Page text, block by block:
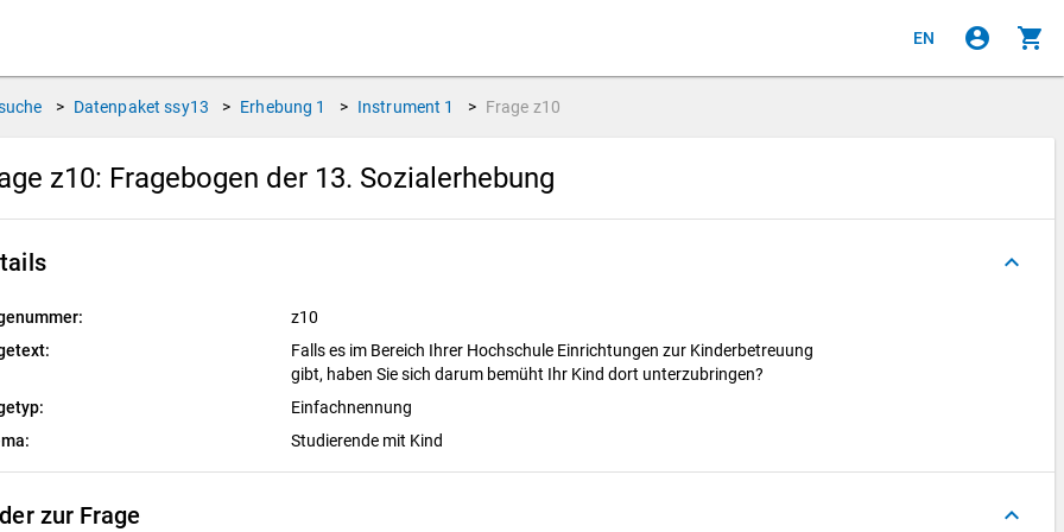
EN account_circle shopping_cart
> Datenpaket ssy13 > Erhebung 1 > Instrument 1 > Frage z10
z10: Fragebogen der 13. Sozialerhebung
keyboard_arrow_up
z10
Falls es im Bereich Ihrer Hochschule Einrichtungen zur Kinderbetreuung
gibt, haben Sie sich darum bemüht Ihr Kind dort unterzubringen?
Einfachnennung
Studierende mit Kind
zur Frage keyboard_arrow_up